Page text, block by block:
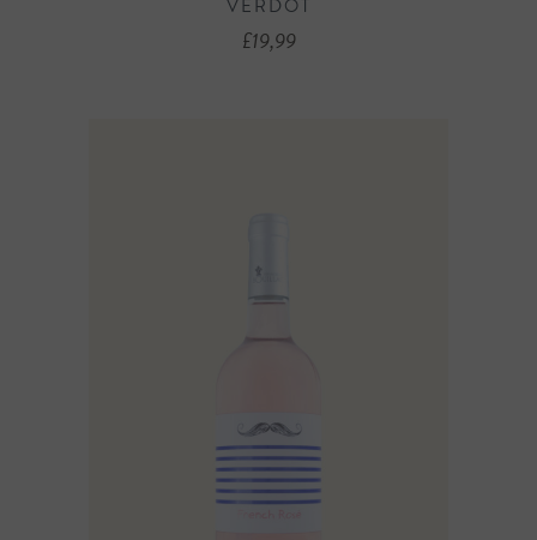
VERDOT
£19,99